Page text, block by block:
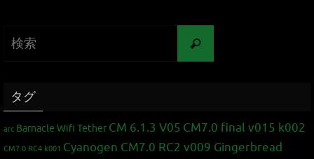
タグ
arc Barnacle Wifi Tether CM 6.1.3 V05 CM7.0 final v015 k002
CM7.0 RC4 k001 Cyanogen CM7.0 RC2 v009 Gingerbread